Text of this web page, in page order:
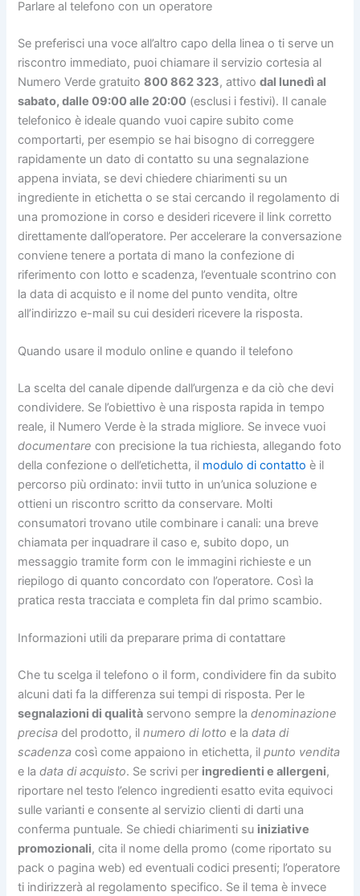
Parlare al telefono con un operatore
Se preferisci una voce all’altro capo della linea o ti serve un
riscontro immediato, puoi chiamare il servizio cortesia al
Numero Verde gratuito800 862 323, attivodal lunedì al
sabato, dalle 09:00 alle 20:00 (esclusi i festivi). Il canale
telefonico è ideale quando vuoi capire subito come
comportarti, per esempio se hai bisogno di correggere
rapidamente un dato di contatto su una segnalazione
appena inviata, se devi chiedere chiarimenti su un
ingrediente in etichetta o se stai cercando il regolamento di
una promozione in corso e desideri ricevere il link corretto
direttamente dall’operatore. Per accelerare la conversazione
conviene tenere a portata di mano la confezione di
riferimento con lotto e scadenza, l’eventuale scontrino con
la data di acquisto e il nome del punto vendita, oltre
all’indirizzo e-mail su cui desideri ricevere la risposta.
Quando usare il modulo online e quando il telefono
La scelta del canale dipende dall’urgenza e da ciò che devi
condividere. Se l’obiettivo è una risposta rapida in tempo
reale, il Numero Verde è la strada migliore. Se invece vuoi
documentare con precisione la tua richiesta, allegando foto
della confezione o dell’etichetta, il modulo di contatto è il
percorso più ordinato: invii tutto in un’unica soluzione e
ottieni un riscontro scritto da conservare. Molti
consumatori trovano utile combinare i canali: una breve
chiamata per inquadrare il caso e, subito dopo, un
messaggio tramite form con le immagini richieste e un
riepilogo di quanto concordato con l’operatore. Così la
pratica resta tracciata e completa fin dal primo scambio.
Informazioni utili da preparare prima di contattare
Che tu scelga il telefono o il form, condividere fin da subito
alcuni dati fa la differenza sui tempi di risposta. Per le
segnalazioni di qualità servono sempre ladenominazione
precisa del prodotto, ilnumero di lotto e ladata di
scadenza così come appaiono in etichetta, ilpunto vendita
e ladata di acquisto. Se scrivi per ingredienti e allergeni,
riportare nel testo l’elenco ingredienti esatto evita equivoci
sulle varianti e consente al servizio clienti di darti una
conferma puntuale. Se chiedi chiarimenti su iniziative
promozionali, cita il nome della promo (come riportato su
pack o pagina web) ed eventuali codici presenti; l’operatore
ti indirizzerà al regolamento specifico. Se il tema è invece